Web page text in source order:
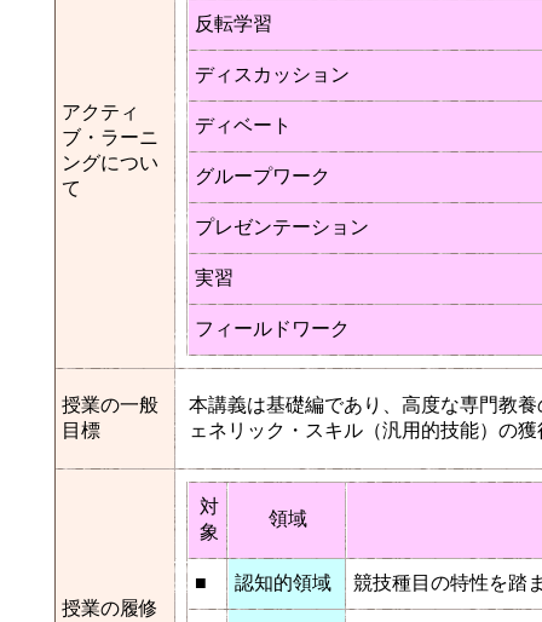
アクティ
ブ・ラーニ
ングについ
て
反転学習
ディスカッション
ディベート
グループワーク
プレゼンテーション
実習
フィールドワーク
授業の一般
目標
本講義は基礎編であり、高度な専門教
ェネリック・スキル（汎用的技能）の
授業の履修
対
象
領域
■ 認知的領域 競技種目の特性を踏